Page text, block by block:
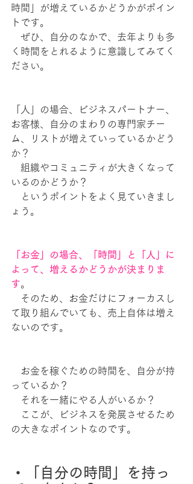
時間」が増えているかどうかがポイン
トです。
ぜひ、自分のなかで、去年よりも多
く時間をとれるように意識してみてく
ださい。
「人」の場合、ビジネスパートナー、
お客様、自分のまわりの専門家チー
ム、リストが増えていっているかどう
か？
組織やコミュニティが大きくなって
いるのかどうか？
というポイントをよく見ていきまし
ょう。
「お金」の場合、「時間」と「人」に
よって、増えるかどうかが決まりま
す。
そのため、お金だけにフォーカスし
て取り組んでいても、売上自体は増え
ないのです。
お金を稼ぐための時間を、自分が持
っているか？
それを一緒にやる人がいるか？
ここが、ビジネスを発展させるため
の大きなポイントなのです。
・「自分の時間」を持っ